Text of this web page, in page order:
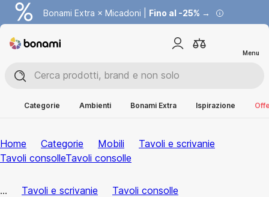
Bonami Extra × Micadoni | Fino al -25% →
Menu
Categorie Ambienti Bonami Extra Ispirazione
Home Categorie Mobili
Tavoli e scrivanie
Tavoli consolleTavoli consolle
... Tavoli e scrivanie Tavoli consolle